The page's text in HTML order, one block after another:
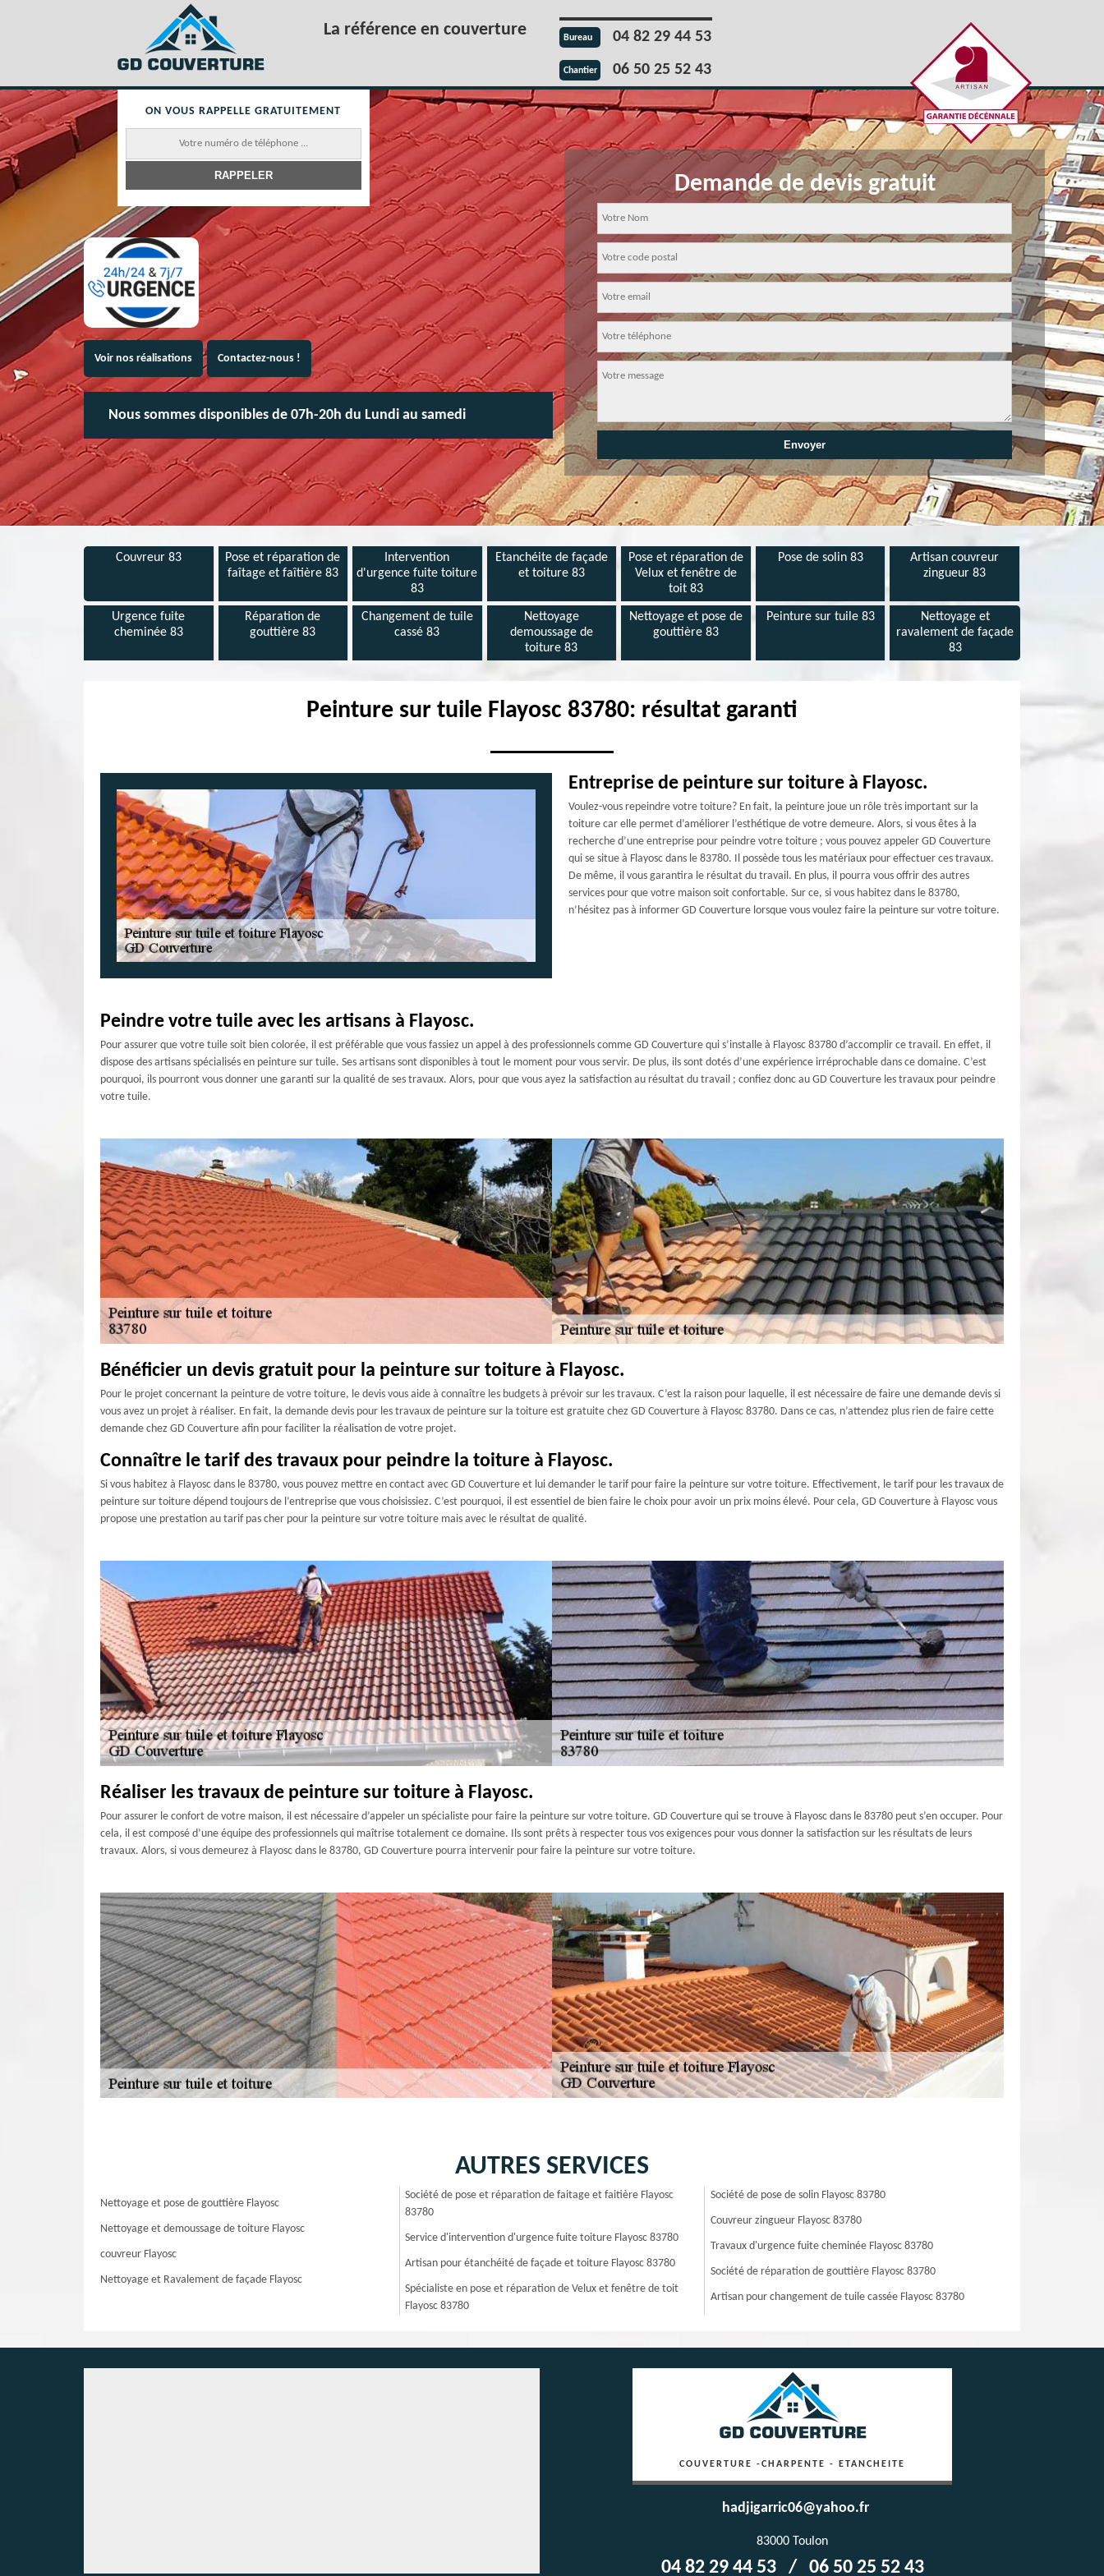
La référence en couverture Bureau 04 82 29 44 53
Chantier 06 50 25 52 43
Voir nos réalisations Contactez-nous !
Nous sommes disponibles de 07h-20h du Lundi au samedi
Demande de devis gratuit
ON VOUS RAPPELLE GRATUITEMENT
Couvreur 83
Pose et réparation de
faîtage et faîtière 83
Intervention
d'urgence fuite toiture
83
Etanchéite de façade
et toiture 83
Pose et réparation de
Velux et fenêtre de
toit 83
Pose de solin 83
Artisan couvreur
zingueur 83
Urgence fuite
cheminée 83
Réparation de
gouttière 83
Changement de tuile
cassé 83
Nettoyage
demoussage de
toiture 83
Nettoyage et pose de
gouttière 83
Peinture sur tuile 83
Nettoyage et
ravalement de façade
83
Peinture sur tuile Flayosc 83780: résultat garanti
Entreprise de peinture sur toiture à Flayosc.
Voulez-vous repeindre votre toiture? En fait, la peinture joue un rôle très important sur la
toiture car elle permet d’améliorer l’esthétique de votre demeure. Alors, si vous êtes à la
recherche d’une entreprise pour peindre votre toiture ; vous pouvez appeler GD Couverture
qui se situe à Flayosc dans le 83780. Il possède tous les matériaux pour effectuer ces travaux.
De même, il vous garantira le résultat du travail. En plus, il pourra vous offrir des autres
services pour que votre maison soit confortable. Sur ce, si vous habitez dans le 83780,
n’hésitez pas à informer GD Couverture lorsque vous voulez faire la peinture sur votre toiture.
Peindre votre tuile avec les artisans à Flayosc.
Pour assurer que votre tuile soit bien colorée, il est préférable que vous fassiez un appel à des professionnels comme GD Couverture qui s’installe à Flayosc 83780 d’accomplir ce travail. En effet, il
dispose des artisans spécialisés en peinture sur tuile. Ses artisans sont disponibles à tout le moment pour vous servir. De plus, ils sont dotés d’une expérience irréprochable dans ce domaine. C’est
pourquoi, ils pourront vous donner une garanti sur la qualité de ses travaux. Alors, pour que vous ayez la satisfaction au résultat du travail ; confiez donc au GD Couverture les travaux pour peindre
votre tuile.
Bénéficier un devis gratuit pour la peinture sur toiture à Flayosc.
Pour le projet concernant la peinture de votre toiture, le devis vous aide à connaître les budgets à prévoir sur les travaux. C’est la raison pour laquelle, il est nécessaire de faire une demande devis si
vous avez un projet à réaliser. En fait, la demande devis pour les travaux de peinture sur la toiture est gratuite chez GD Couverture à Flayosc 83780. Dans ce cas, n’attendez plus rien de faire cette
demande chez GD Couverture afin pour faciliter la réalisation de votre projet.
Connaître le tarif des travaux pour peindre la toiture à Flayosc.
Si vous habitez à Flayosc dans le 83780, vous pouvez mettre en contact avec GD Couverture et lui demander le tarif pour faire la peinture sur votre toiture. Effectivement, le tarif pour les travaux de
peinture sur toiture dépend toujours de l’entreprise que vous choisissiez. C’est pourquoi, il est essentiel de bien faire le choix pour avoir un prix moins élevé. Pour cela, GD Couverture à Flayosc vous
propose une prestation au tarif pas cher pour la peinture sur votre toiture mais avec le résultat de qualité.
Réaliser les travaux de peinture sur toiture à Flayosc.
Pour assurer le confort de votre maison, il est nécessaire d’appeler un spécialiste pour faire la peinture sur votre toiture. GD Couverture qui se trouve à Flayosc dans le 83780 peut s’en occuper. Pour
cela, il est composé d’une équipe des professionnels qui maîtrise totalement ce domaine. Ils sont prêts à respecter tous vos exigences pour vous donner la satisfaction sur les résultats de leurs
travaux. Alors, si vous demeurez à Flayosc dans le 83780, GD Couverture pourra intervenir pour faire la peinture sur votre toiture.
AUTRES SERVICES
Nettoyage et pose de gouttière Flayosc
Nettoyage et demoussage de toiture Flayosc
couvreur Flayosc
Nettoyage et Ravalement de façade Flayosc
Société de pose et réparation de faitage et faitière Flayosc
83780
Service d'intervention d'urgence fuite toiture Flayosc 83780
Artisan pour étanchéité de façade et toiture Flayosc 83780
Spécialiste en pose et réparation de Velux et fenêtre de toit
Flayosc 83780
Société de pose de solin Flayosc 83780
Couvreur zingueur Flayosc 83780
Travaux d'urgence fuite cheminée Flayosc 83780
Société de réparation de gouttière Flayosc 83780
Artisan pour changement de tuile cassée Flayosc 83780
COUVERTURE -CHARPENTE - ETANCHEITE
hadjigarric06@yahoo.fr
83000 Toulon
04 82 29 44 53 / 06 50 25 52 43